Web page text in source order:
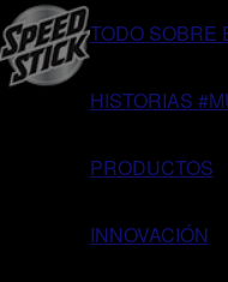
TODO SOBRE
HISTORIAS
PRODUCTOS
INNOVACIÓN